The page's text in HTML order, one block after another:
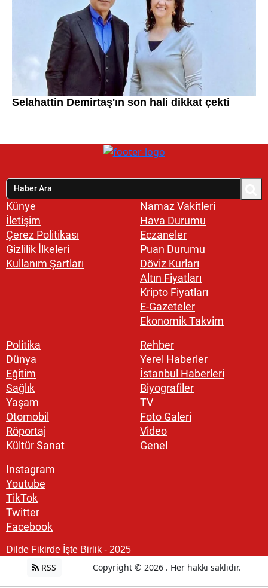
Künye
İletişim
Çerez Politikası
Gizlilik İlkeleri
Kullanım Şartları
Namaz Vakitleri
Hava Durumu
Eczaneler
Puan Durumu
Döviz Kurları
Altın Fiyatları
Kripto Fiyatları
E-Gazeteler
Ekonomik Takvim
Politika
Dünya
Eğitim
Sağlık
Yaşam
Otomobil
Röportaj
Kültür Sanat
Rehber
Yerel Haberler
İstanbul Haberleri
Biyografiler
TV
Foto Galeri
Video
Genel
Instagram
Youtube
TikTok
Twitter
Facebook
Dilde Fikirde İşte Birlik - 2025
RSS Copyright © 2026 . Her hakkı saklıdır.